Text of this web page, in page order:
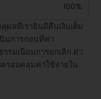
100%
ผลที่เรายินดีคืนเงินเต็ม
นการก่อนที่ค่า
รรมเนียมการยกเลิก ค่า
รอบคลุมค่าใช้จ่ายใน